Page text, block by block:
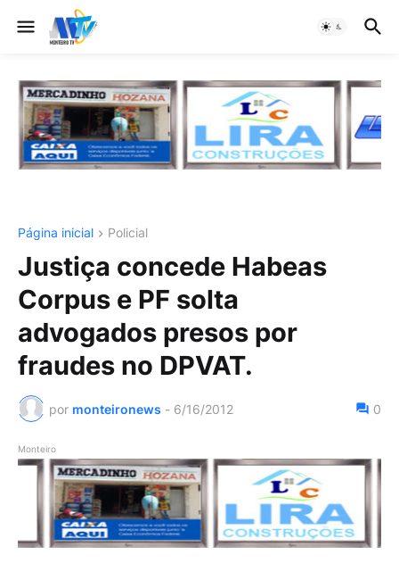
Página inicial Policial
Justiça concede Habeas
Corpus e PF solta
advogados presos por
fraudes no DPVAT.
por monteironews - 6/16/2012 0
Monteiro